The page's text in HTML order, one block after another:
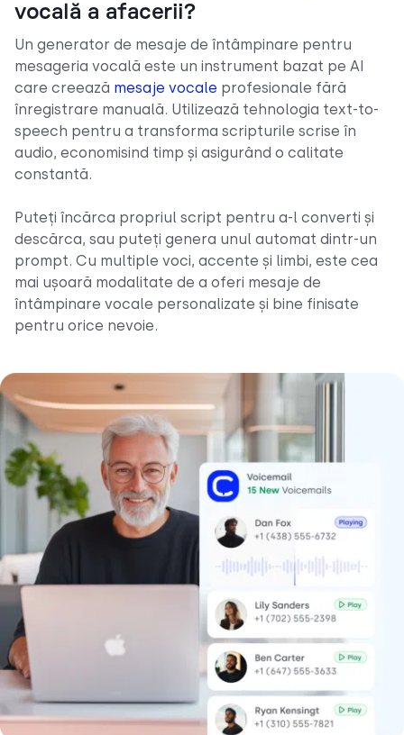
vocală a afacerii?
Un generator de mesaje de întâmpinare pentru
mesageria vocală este un instrument bazat pe AI
care creează mesaje vocale profesionale fără
înregistrare manuală. Utilizează tehnologia text-to-
speech pentru a transforma scripturile scrise în
audio, economisind timp și asigurând o calitate
constantă.
Puteți încărca propriul script pentru a-l converti și
descărca, sau puteți genera unul automat dintr-un
prompt. Cu multiple voci, accente și limbi, este cea
mai ușoară modalitate de a oferi mesaje de
întâmpinare vocale personalizate și bine finisate
pentru orice nevoie.